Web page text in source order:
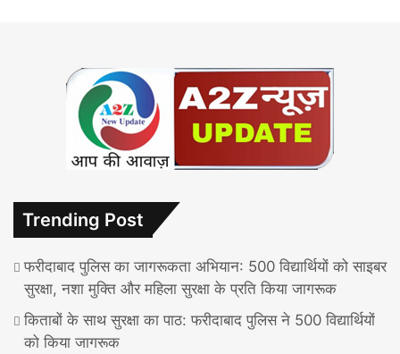
Trending Post
फरीदाबाद पुलिस का जागरूकता अभियान: 500 विद्यार्थियों को साइबर
सुरक्षा, नशा मुक्ति और महिला सुरक्षा के प्रति किया जागरूक
किताबों के साथ सुरक्षा का पाठ: फरीदाबाद पुलिस ने 500 विद्यार्थियों
को किया जागरूक